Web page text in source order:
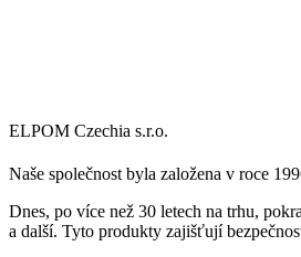
ELPOM Czechia s.r.o.
Naše společnost byla založena v roce
Dnes, po více než 30 letech na trhu,
a další. Tyto produkty zajišťují